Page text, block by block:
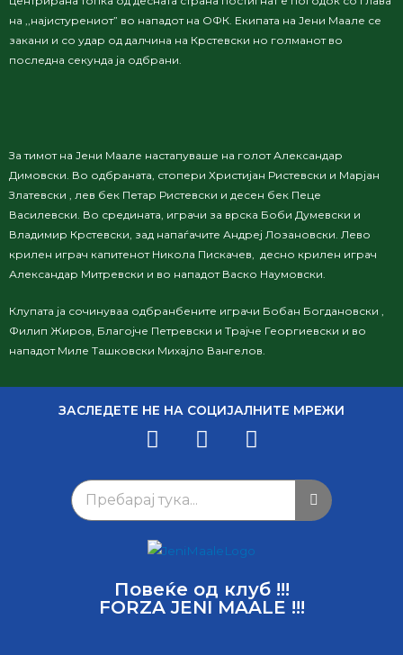
на ,,наjистурениот” во нападот на ОФК. Екипата на Јени Маале се
закани и со удар од далчина на Крстевски но голманот во
последна секунда ја одбрани.
За тимот на Јени Маале настапуваше на голот Александар
Димовски. Во одбраната, стопери Христијан Ристевски и Марјан
Златевски , лев бек Петар Ристевски и десен бек Пеце
Василевски. Во средината, играчи за врска Боби Думевски и
Владимир Крстевски, зад напаѓачите Андреј Лозановски. Лево
крилен играч капитенот Никола Пискачев, десно крилен играч
Александар Митревски и во нападот Васко Наумовски.
Клупата ја сочинуваа одбранбените играчи Бобан Богдановски ,
Филип Жиров, Благојче Петревски и Трајче Георгиевски и во
нападот Миле Ташковски Михајло Вангелов.
ЗАСЛЕДЕТЕ НЕ НА СОЦИЈАЛНИТЕ МРЕЖИ
Повеќе од клуб !!!
FORZA JENI MAALE !!!